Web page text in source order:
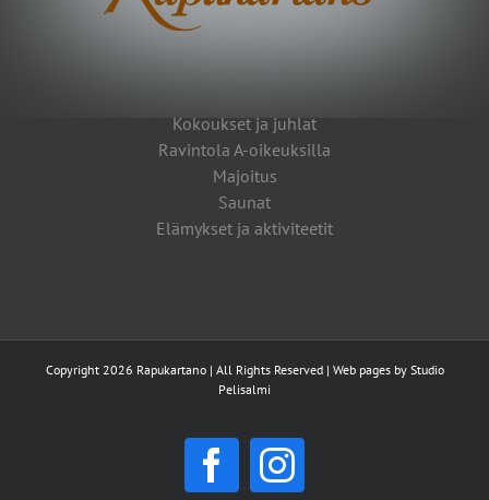
Kokoukset ja juhlat
Ravintola A-oikeuksilla
Majoitus
Saunat
Elämykset ja aktiviteetit
Copyright 2026 Rapukartano | All Rights Reserved | Web pages by Studio
Pelisalmi
FacebookInstagram